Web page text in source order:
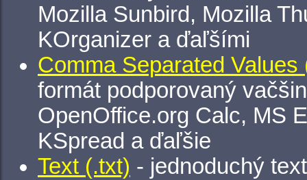
Mozilla Sunbird, Mozilla
KOrganizer a ďaľšími
Comma Separated Values
formát podporovaný
OpenOffice.org Calc, MS
KSpread a ďaľšie
Text (.txt) - jednoduchý